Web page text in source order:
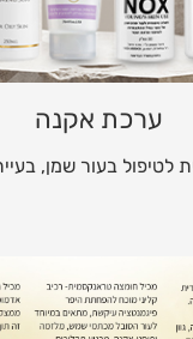
ערכת אקנה
לטיפול בעור שמן,